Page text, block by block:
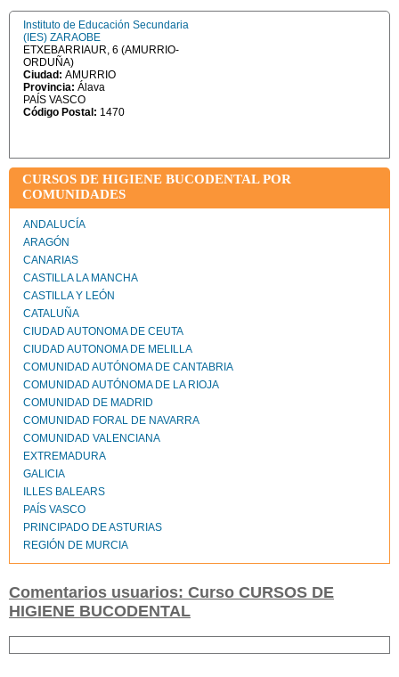
Instituto de Educación Secundaria
(IES) ZARAOBE
ETXEBARRIAUR, 6 (AMURRIO-
ORDUÑA)
Ciudad: AMURRIO
Provincia: Álava
PAÍS VASCO
Código Postal: 1470
CURSOS DE HIGIENE BUCODENTAL POR
COMUNIDADES
ANDALUCÍA
ARAGÓN
CANARIAS
CASTILLA LA MANCHA
CASTILLA Y LEÓN
CATALUÑA
CIUDAD AUTONOMA DE CEUTA
CIUDAD AUTONOMA DE MELILLA
COMUNIDAD AUTÓNOMA DE CANTABRIA
COMUNIDAD AUTÓNOMA DE LA RIOJA
COMUNIDAD DE MADRID
COMUNIDAD FORAL DE NAVARRA
COMUNIDAD VALENCIANA
EXTREMADURA
GALICIA
ILLES BALEARS
PAÍS VASCO
PRINCIPADO DE ASTURIAS
REGIÓN DE MURCIA
Comentarios usuarios: Curso CURSOS DE
HIGIENE BUCODENTAL